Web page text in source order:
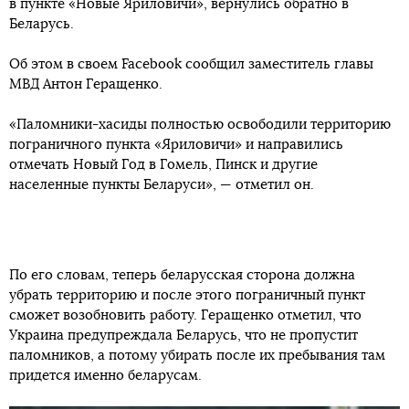
заявляют как средства родительского контроля. Другие
сотрудниками или даже партнерами.
ночь перед важным экзаменом, о сотрудниках, которые
проводят в WhatsApp больше времени, чем следует, или
даже о членах семьи и друзьях, которые задумали что-то
подозрительное. Если вам необходимо об этом знать, мы
рейтинги в Google Play. Некоторые из них дают
ограниченный функционал, который можно расширить
через платные услуги. В частности журналистам издания
удалось отследить через эти приложения активность
собственных аккаунтов.
в пункте «Новые Яриловичи», вернулись обратно в
Беларусь.
Об этом в своем Facebook сообщил заместитель главы
МВД Антон Геращенко.
«Паломники-хасиды полностью освободили территорию
пограничного пункта «Яриловичи» и направились
отмечать Новый Год в Гомель, Пинск и другие
населенные пункты Беларуси», — отметил он.
По его словам, теперь беларусская сторона должна
убрать территорию и после этого пограничный пункт
сможет возобновить работу. Геращенко отметил, что
Украина предупреждала Беларусь, что не пропустит
паломников, а потому убирать после их пребывания там
придется именно беларусам.